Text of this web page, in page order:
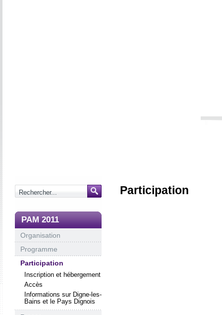
PAM 2011
Organisation
Programme
Participation
Inscription et hébergement
Accès
Informations sur Digne-les-
Bains et le Pays Dignois
Participation